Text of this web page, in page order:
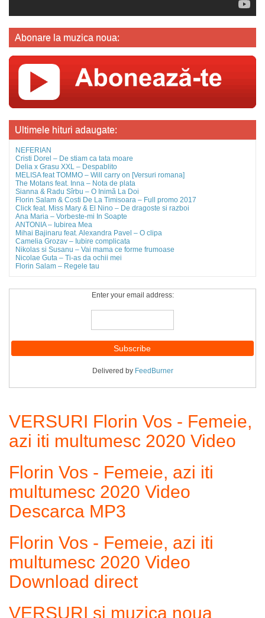
Abonare la muzica noua:
Ultimele hituri adaugate:
NEFERIAN
Cristi Dorel – De stiam ca tata moare
Delia x Grasu XXL – Despablito
MELISA feat TOMMO – Will carry on [Versuri romana]
The Motans feat. Inna – Nota de plata
Sianna & Radu Sîrbu – O Inimă La Doi
Florin Salam & Costi De La Timisoara – Full promo 2017
Click feat. Miss Mary & El Nino – De dragoste si razboi
Ana Maria – Vorbeste-mi In Soapte
ANTONIA – Iubirea Mea
Mihai Bajinaru feat. Alexandra Pavel – O clipa
Camelia Grozav – Iubire complicata
Nikolas si Susanu – Vai mama ce forme frumoase
Nicolae Guta – Ti-as da ochii mei
Florin Salam – Regele tau
Enter your email address:
Delivered by FeedBurner
VERSURI Florin Vos - Femeie,
azi iti multumesc 2020 Video
Florin Vos - Femeie, azi iti
multumesc 2020 Video
Descarca MP3
Florin Vos - Femeie, azi iti
multumesc 2020 Video
Download direct
VERSURI si muzica noua